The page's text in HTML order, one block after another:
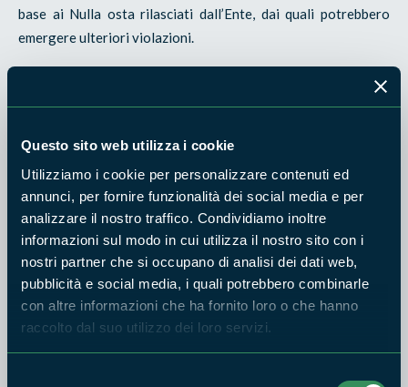
Questo sito web utilizza i cookie
Utilizziamo i cookie per personalizzare contenuti ed
annunci, per fornire funzionalità dei social media e per
analizzare il nostro traffico. Condividiamo inoltre
informazioni sul modo in cui utilizza il nostro sito con i
nostri partner che si occupano di analisi dei dati web,
pubblicità e social media, i quali potrebbero combinarle
con altre informazioni che ha fornito loro o che hanno
raccolto dal suo utilizzo dei loro servizi.
base ai Nulla osta rilasciati dall’Ente, dai quali potrebbero
emergere ulteriori violazioni.
autorizzazioni rilasciate e delle prescrizioni previste dalla
normativa vigente.
In questi mesi
- dichiara il presidente dell’Ente Parco, avv.
particolarmente acceso. Ritengo quindi importante ricordare
che il Parco non si limita a rilasciare autorizzazioni, ma svolge
una costante attività di vigilanza attraverso i propri
Guardiaparco. I risultati dei controlli effettuati dimostrano
che ogni segnalazione viene verificata con attenzione e che,